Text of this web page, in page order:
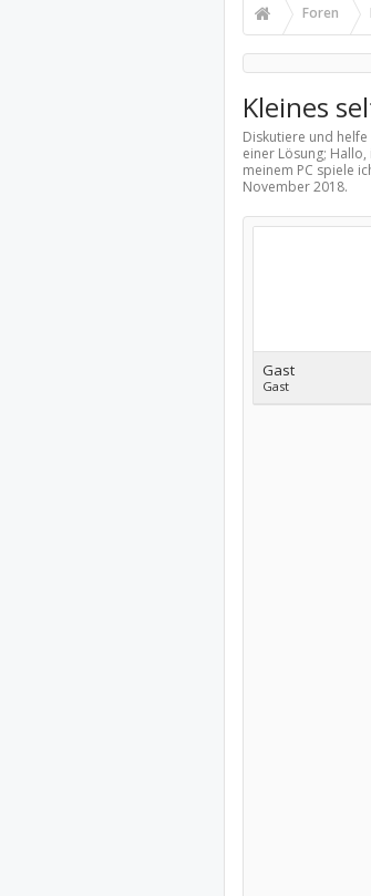
Foren
Kleines
Diskutiere und
einer Lösung;
meinem PC spiele
November 2018.
Gast
Gast